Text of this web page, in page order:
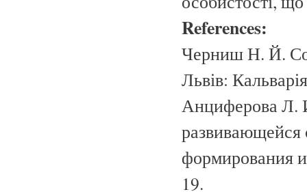
References:
Черниш Н. Й.
Львів:
Анциферова Л.
формирования
19.